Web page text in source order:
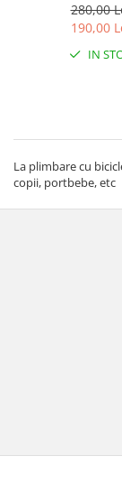
280,00
190,00
IN
La plimbare cu
copii, portbebe, etc